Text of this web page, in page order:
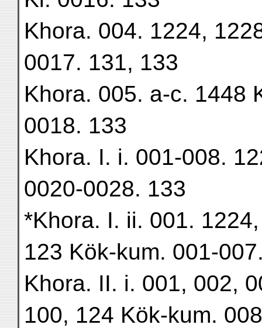
Khora. 004. 1224,
0017. 131, 133
Khora. 005. a-c. 1448
0018. 133
Khora. I. i. 001-008.
0020-0028. 133
*Khora. I. ii. 001.
123 Kök-kum. 001-
Khora. II. i. 001, 002,
100, 124 Kök-kum.